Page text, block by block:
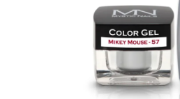
hviezdičiek.